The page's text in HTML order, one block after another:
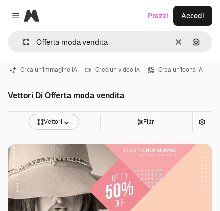
Close menu
Magnific
CancellaCerca
Prezzi Accedi
Crea un'immagine IA Crea un video IA Crea un'icona IA
Vettori Di Offerta moda vendita
Vettori Filtri